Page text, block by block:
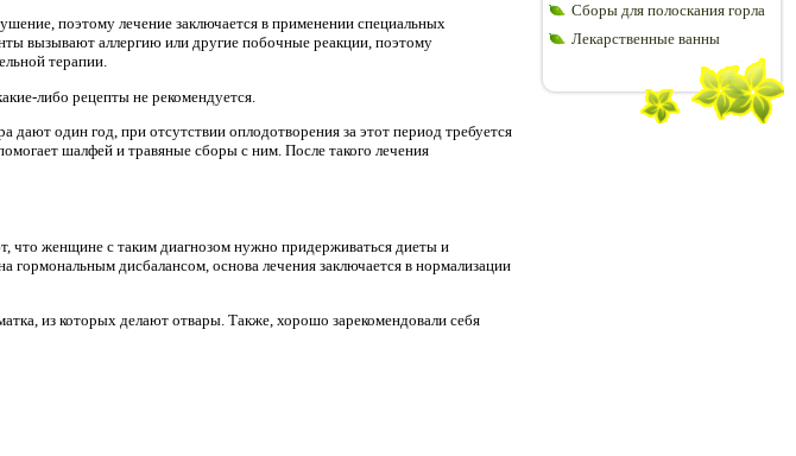
поэтому лечение заключается в применении специальных
вызывают аллергию или другие побочные реакции, поэтому
терапии.
либо рецепты не рекомендуется.
один год, при отсутствии оплодотворения за этот период требуется
шалфей и травяные сборы с ним. После такого лечения
что женщине с таким диагнозом нужно придерживаться диеты и
гормональным дисбалансом, основа лечения заключается в нормализации
из которых делают отвары. Также, хорошо зарекомендовали себя
Сборы для полоскания горла
Лекарственные ванны